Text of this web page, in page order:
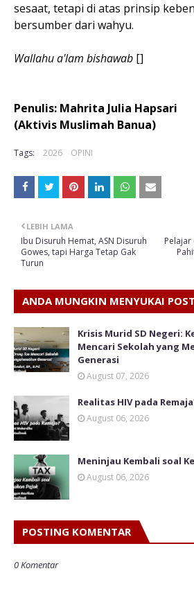
sesaat, tetapi di atas prinsip
bersumber dari wahyu.
Wallahu a'lam bishawab []
Penulis: Mahrita Julia Hapsari
(Aktivis Muslimah Banua)
Tags: 2026 OPINI
Pelajar
LEBIH LAMA
Ibu Disuruh Hemat, ASN Disuruh
Gowes, tapi Harga Tetap Gak
Turun
ANDA MUNGKIN MENYUKAI
Krisis Murid SD Negeri:
Mencari Sekolah yang
Generasi
August 07, 2026
Realitas HIV pada
August 06, 2026
Meninjau Kembali soal
August 06, 2026
POSTING KOMENTAR
0 Komentar